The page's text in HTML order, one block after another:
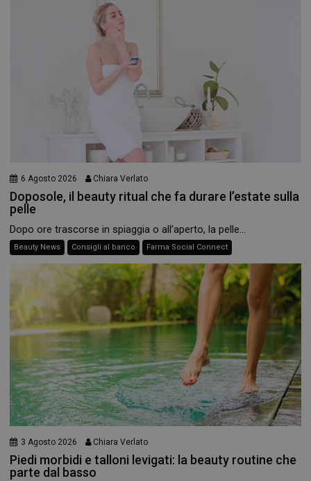
6 Agosto 2026 Chiara Verlato
Doposole, il beauty ritual che fa durare l’estate sulla
pelle
Dopo ore trascorse in spiaggia o all’aperto, la pelle...
Beauty News Consigli al banco Farma Social Connect
3 Agosto 2026 Chiara Verlato
Piedi morbidi e talloni levigati: la beauty routine che
parte dal basso